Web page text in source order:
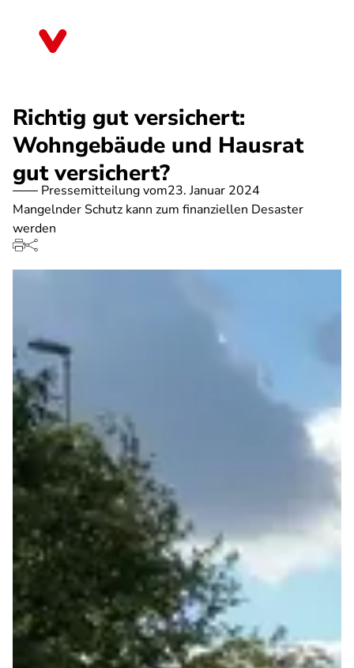
Richtig gut versichert:
Wohngebäude und Hausrat
gut versichert?
Pressemitteilung vom23. Januar 2024
Mangelnder Schutz kann zum finanziellen Desaster
werden